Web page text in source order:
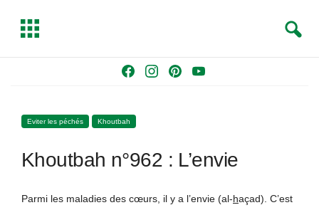
o
g
Y
b
T
g
e
a
Eviter les péchés Khoutbah
Khoutbah n°962 : L’envie
Parmi les maladies des cœurs, il y a l’envie (al-haçad). C’est